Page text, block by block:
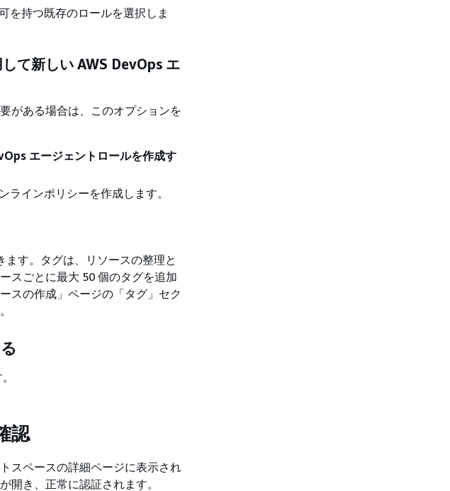
を持つ既存のロールを選択しま
て新しい AWS DevOps エ
がある場合は、このオプションを
エージェントロールを作成す
インポリシーを作成します。
す。タグは、リソースの整理と
スごとに最大 50 個のタグを追加
スの作成」ページの「タグ」セク
認
スペースの詳細ページに表示され
開き、正常に認証されます。